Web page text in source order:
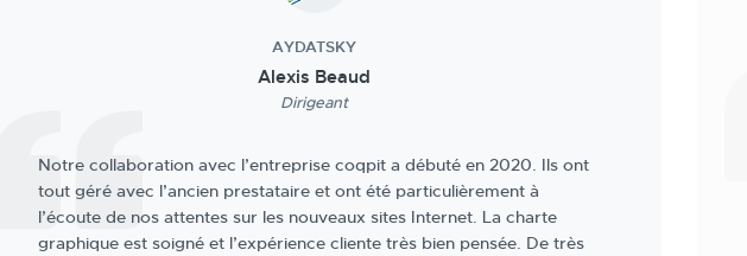
Couleur Nature
Société et personnel simple et efficace, sont à l'écoute, dises ce qu'ils
grand merci à la direction et à clément qui s'occupe de notre dossier
et qui est toujours disponible.